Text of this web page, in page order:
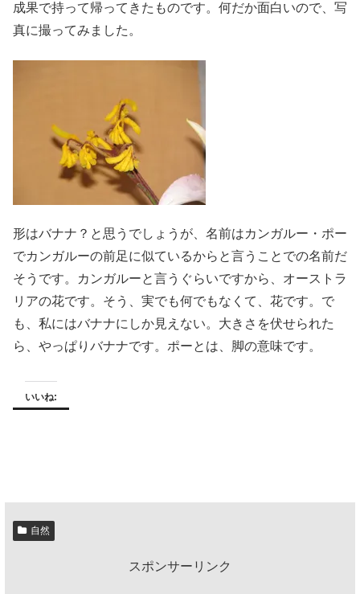
成果で持って帰ってきたものです。何だか面白いので、写
真に撮ってみました。
形はバナナ？と思うでしょうが、名前はカンガルー・ポー
でカンガルーの前足に似ているからと言うことでの名前だ
そうです。カンガルーと言うぐらいですから、オーストラ
リアの花です。そう、実でも何でもなくて、花です。で
も、私にはバナナにしか見えない。大きさを伏せられた
ら、やっぱりバナナです。ポーとは、脚の意味です。
いいね:
自然
スポンサーリンク